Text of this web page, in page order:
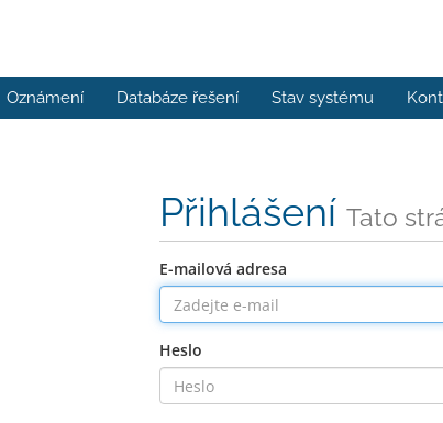
Oznámení Databáze řešení Stav systému
Přihlášení Tato
E-mailová adresa
Heslo